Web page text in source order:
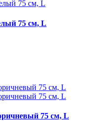
75 см, L
75 см, L